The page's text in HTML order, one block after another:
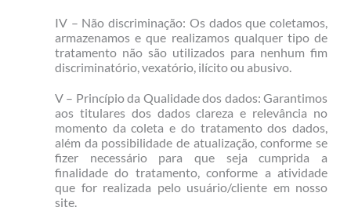
IV – Não discriminação: Os dados que coletamos,
armazenamos e que realizamos qualquer tipo de
tratamento não são utilizados para nenhum fim
discriminatório, vexatório, ilícito ou abusivo.
V – Princípio da Qualidade dos dados: Garantimos
aos titulares dos dados clareza e relevância no
momento da coleta e do tratamento dos dados,
além da possibilidade de atualização, conforme se
fizer necessário para que seja cumprida a
finalidade do tratamento, conforme a atividade
que for realizada pelo usuário/cliente em nosso
site.